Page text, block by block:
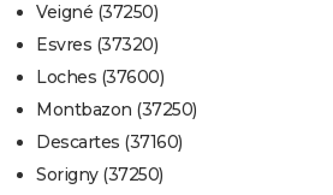
Veigné (37250)
Esvres (37320)
Loches (37600)
Montbazon (37250)
Descartes (37160)
Sorigny (37250)